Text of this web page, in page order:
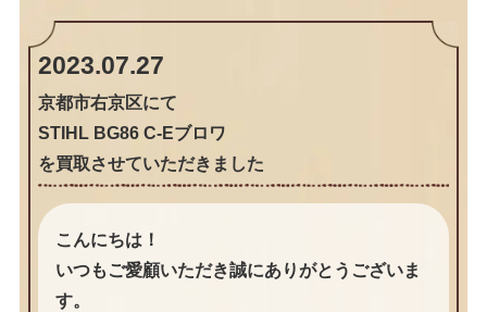
2023.07.27
京都市右京区にて
STIHL BG86 C-Eブロワ
を買取させていただきました
こんにちは！
いつもご愛顧いただき誠にありがとうございま
す。